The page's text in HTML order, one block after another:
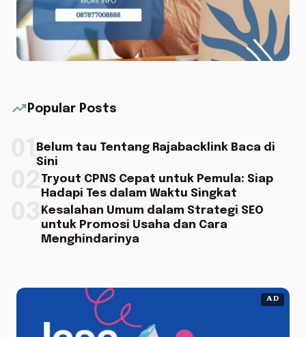
trending_up Popular Posts
Belum tau Tentang Rajabacklink Baca di
Sini
Tryout CPNS Cepat untuk Pemula: Siap
Hadapi Tes dalam Waktu Singkat
Kesalahan Umum dalam Strategi SEO
untuk Promosi Usaha dan Cara
Menghindarinya
AD